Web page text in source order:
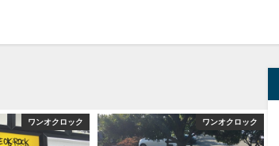
ワンオクロック ワンオクロック